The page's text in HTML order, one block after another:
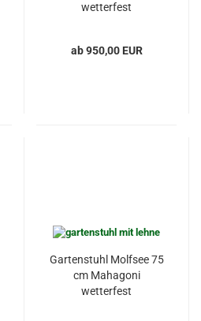
wetterfest
ab 950,00 EUR
Gartenstuhl Molfsee 75
cm Mahagoni
wetterfest